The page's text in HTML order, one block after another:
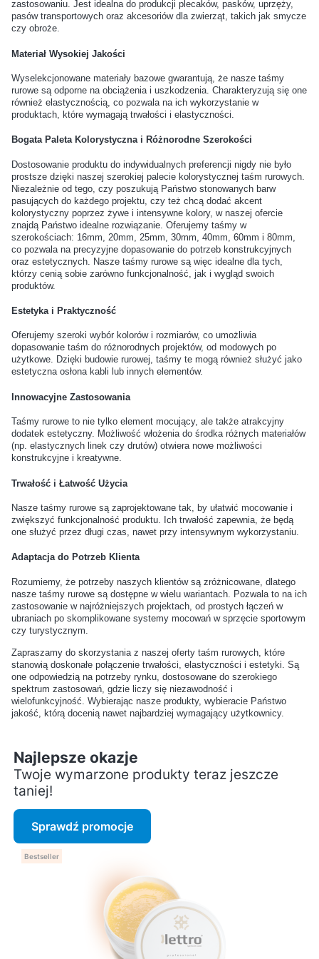
najbardziej odporne na
rdzę i ścieranie?
rękodzieła z metalu można
malować lub lakierować?
Jak rozpoznać wysokiej
jakości karabińczyk?
metalowych do produktów
tekstylnych?
Jak zabezpieczyć
Jakie są najpopularniejsze
handmade?
Czy do zamocowania napy
wystarczy młotek?
Jakie rodzaje nitów są
najczęściej używane w
rękodziele?
Jakie akcesoria warto kupić
Czy wszystkie sznurówki
Jakie wkładki pomogą przy
nadpotliwości stóp?
Jak uratować
przemoczone buty?
samego impregnatu do
wszystkich butów?
drewniane są lepsze od
plastikowych?
Jak przechowywać buty
sportowe po treningu?
sznurówki i wkładki?
Jak czyścić buty z
materiałów syntetycznych?
Jakie kosmetyki najlepiej
Czy mogę używać jednego
kremu do różnych kolorów
butów?
Jakie są objawy
butów?
Jak przywrócić kolor
wypłowiałym butom z
zamszu?
Czy środki do czyszczenia
skóry są bezpieczne dla
dłoni?
Czy można stosować
kosmetyki do skóry na
meble i kurtki?
polecane do renowacji
Czym różni się taśma
polipropylenowa od
Czy taśmy nośne można
Jak ciąć taśmę nośną, żeby
się nie strzępiła?
zastosowaniu. Jest idealna do produkcji plecaków, pasków, uprzęży,
pasów transportowych oraz akcesoriów dla zwierząt, takich jak smycze
czy obroże.
Materiał Wysokiej Jakości
Wyselekcjonowane materiały bazowe gwarantują, że nasze taśmy
rurowe są odporne na obciążenia i uszkodzenia. Charakteryzują się one
również elastycznością, co pozwala na ich wykorzystanie w
produktach, które wymagają trwałości i elastyczności.
Bogata Paleta Kolorystyczna i Różnorodne Szerokości
Dostosowanie produktu do indywidualnych preferencji nigdy nie było
prostsze dzięki naszej szerokiej palecie kolorystycznej taśm rurowych.
Niezależnie od tego, czy poszukują Państwo stonowanych barw
pasujących do każdego projektu, czy też chcą dodać akcent
kolorystyczny poprzez żywe i intensywne kolory, w naszej ofercie
znajdą Państwo idealne rozwiązanie. Oferujemy taśmy w
szerokościach: 16mm, 20mm, 25mm, 30mm, 40mm, 60mm i 80mm,
co pozwala na precyzyjne dopasowanie do potrzeb konstrukcyjnych
oraz estetycznych. Nasze taśmy rurowe są więc idealne dla tych,
którzy cenią sobie zarówno funkcjonalność, jak i wygląd swoich
produktów.
Estetyka i Praktyczność
Oferujemy szeroki wybór kolorów i rozmiarów, co umożliwia
dopasowanie taśm do różnorodnych projektów, od modowych po
użytkowe. Dzięki budowie rurowej, taśmy te mogą również służyć jako
estetyczna osłona kabli lub innych elementów.
Innowacyjne Zastosowania
Taśmy rurowe to nie tylko element mocujący, ale także atrakcyjny
dodatek estetyczny. Możliwość włożenia do środka różnych materiałów
(np. elastycznych linek czy drutów) otwiera nowe możliwości
konstrukcyjne i kreatywne.
Trwałość i Łatwość Użycia
Nasze taśmy rurowe są zaprojektowane tak, by ułatwić mocowanie i
zwiększyć funkcjonalność produktu. Ich trwałość zapewnia, że będą
one służyć przez długi czas, nawet przy intensywnym wykorzystaniu.
Adaptacja do Potrzeb Klienta
Rozumiemy, że potrzeby naszych klientów są zróżnicowane, dlatego
nasze taśmy rurowe są dostępne w wielu wariantach. Pozwala to na ich
zastosowanie w najróżniejszych projektach, od prostych łączeń w
ubraniach po skomplikowane systemy mocowań w sprzęcie sportowym
czy turystycznym.
Zapraszamy do skorzystania z naszej oferty taśm rurowych, które
stanowią doskonałe połączenie trwałości, elastyczności i estetyki. Są
one odpowiedzią na potrzeby rynku, dostosowane do szerokiego
spektrum zastosowań, gdzie liczy się niezawodność i
wielofunkcyjność. Wybierając nasze produkty, wybieracie Państwo
jakość, którą docenią nawet najbardziej wymagający użytkownicy.
Najlepsze okazje
Twoje wymarzone produkty teraz jeszcze
taniej!
Sprawdź promocje
Bestseller